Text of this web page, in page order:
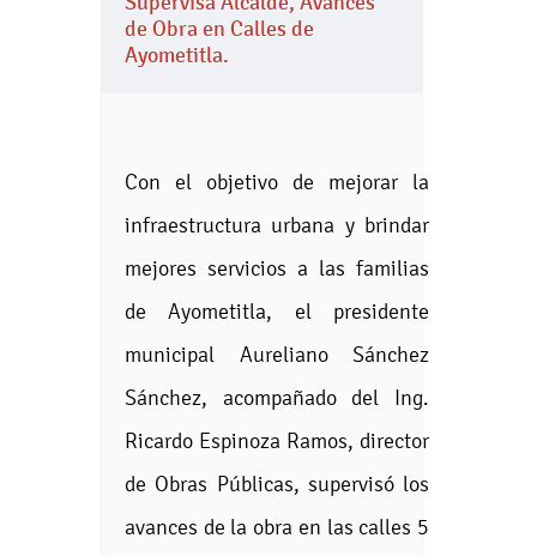
de Obra en Calles de
Ayometitla.
Con el objetivo de mejorar la
infraestructura urbana y brindar
mejores servicios a las familias
de Ayometitla, el presidente
municipal Aureliano Sánchez
Sánchez, acompañado del Ing.
Ricardo Espinoza Ramos, director
de Obras Públicas, supervisó los
avances de la obra en las calles 5